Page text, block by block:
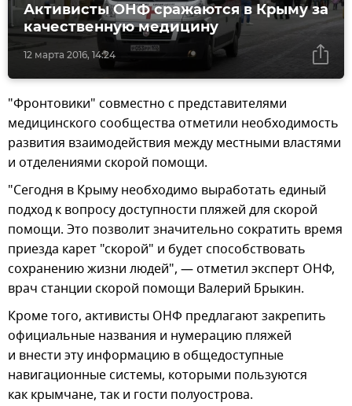
12 марта 2016, 14:24
Активисты ОНФ сражаются в Крыму за
качественную медицину
"Фронтовики" совместно с представителями
медицинского сообщества отметили необходимость
развития взаимодействия между местными властями
и отделениями скорой помощи.
"Сегодня в Крыму необходимо выработать единый
подход к вопросу доступности пляжей для скорой
помощи. Это позволит значительно сократить время
приезда карет "скорой" и будет способствовать
сохранению жизни людей", — отметил эксперт ОНФ,
врач станции скорой помощи Валерий Брыкин.
Кроме того, активисты ОНФ предлагают закрепить
официальные названия и нумерацию пляжей
и внести эту информацию в общедоступные
навигационные системы, которыми пользуются
как крымчане, так и гости полуострова.